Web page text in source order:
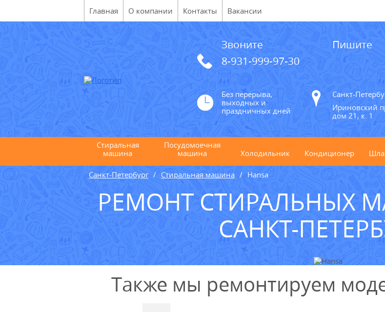
Главная О компании Контакты Вакансии
Звоните
8-931-999-97-30
Пишите
Без перерыва,
выходных и
праздничных дней
Санкт-
Ириновский
дом 21, к. 1
Стиральная
машина
Посудомоечная
машина
Холодильник Кондиционер
Санкт-Петербург Стиральная машина Hansa
РЕМОНТ СТИРАЛЬНЫХ
САНКТ-
Также мы ремонтируем